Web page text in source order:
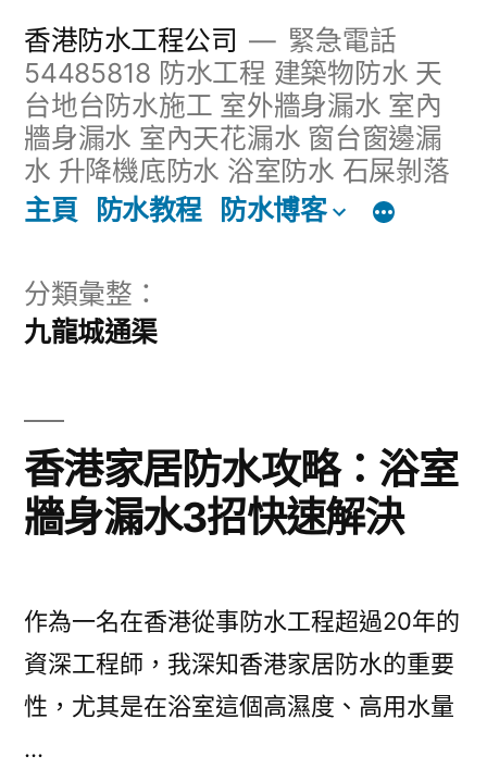
香港防水工程公司
緊急電話
54485818 防水工程 建築物防水 天
台地台防水施工 室外牆身漏水 室內
牆身漏水 室內天花漏水 窗台窗邊漏
水 升降機底防水 浴室防水 石屎剝落
主頁
防水教程 防水博客
分類彙整：
九龍城通渠
香港家居防水攻略：浴室
牆身漏水3招快速解決
作為一名在香港從事防水工程超過20年的
資深工程師，我深知香港家居防水的重要
性，尤其是在浴室這個高濕度、高用水量
…